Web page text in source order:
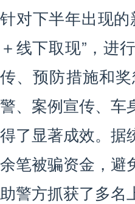
针对下半年出现
＋线下取现”，进
传、预防措施和
警、案例宣传、车
得了显著成效。据
余笔被骗资金，避
助警方抓获了多名